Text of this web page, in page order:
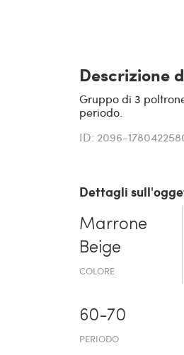
Descrizione
Gruppo di 3
periodo.
ID: 2096-
Dettagli
Marrone
Beige
COLORE
60-70
PERIODO